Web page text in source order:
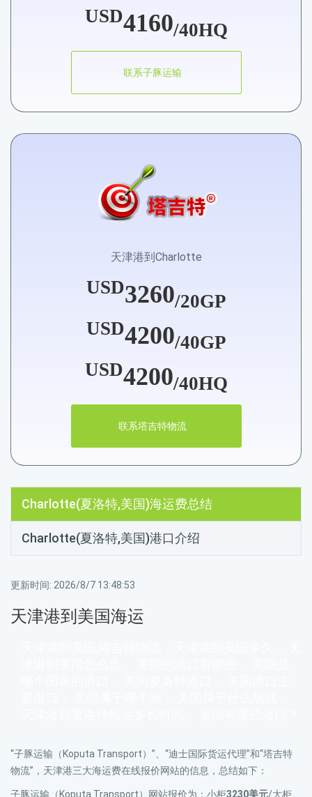
USD4160/40HQ
联系子豚运输
天津港到Charlotte
USD3260/20GP
USD4200/40GP
USD4200/40HQ
联系塔吉特物流
Charlotte(夏洛特,美国)海运费总结
Charlotte(夏洛特,美国)港口介绍
更新时间: 2026/8/7 13:48:53
天津港到美国海运
“子豚运输（Koputa Transport）”、“迪士国际货运代理”和“塔吉特
物流”，天津港三大海运费在线报价网站的信息，总结如下：
子豚运输（Koputa Transport）网站报价为：小柜3230美元/大柜